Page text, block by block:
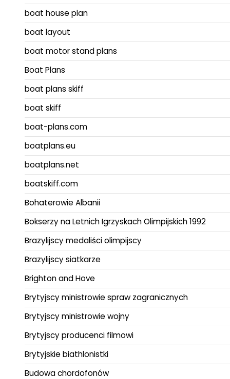
boat house plan
boat layout
boat motor stand plans
Boat Plans
boat plans skiff
boat skiff
boat-plans.com
boatplans.eu
boatplans.net
boatskiff.com
Bohaterowie Albanii
Bokserzy na Letnich Igrzyskach Olimpijskich 1992
Brazylijscy medaliści olimpijscy
Brazylijscy siatkarze
Brighton and Hove
Brytyjscy ministrowie spraw zagranicznych
Brytyjscy ministrowie wojny
Brytyjscy producenci filmowi
Brytyjskie biathlonistki
Budowa chordofonów